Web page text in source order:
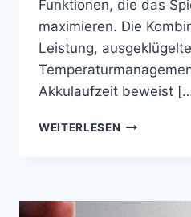
Funktionen, die das
maximieren. Die
Leistung,
Akkulaufzeit beweist
WEITERLESEN DER